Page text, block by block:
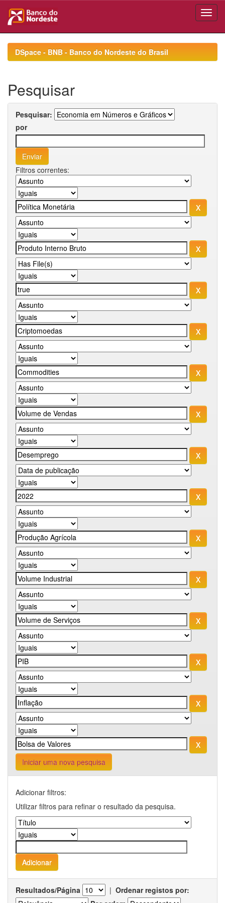
navigationDSpace - BNB - Banco do Nordeste do Brasil
Pesquisar
Pesquisar:
por
Filtros correntes:
Iniciar uma nova pesquisa
Adicionar filtros:
Utilizar filtros para refinar o resultado da pesquisa.
Resultados/Página | Ordenar registos por: